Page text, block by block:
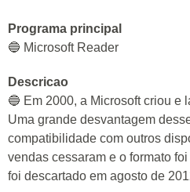
Programa principal
🔵 Microsoft Reader
Descricao
🔵 Em 2000, a Microsoft criou e
Uma grande desvantagem
compatibilidade com outros
vendas cessaram e o formato
foi descartado em agosto de